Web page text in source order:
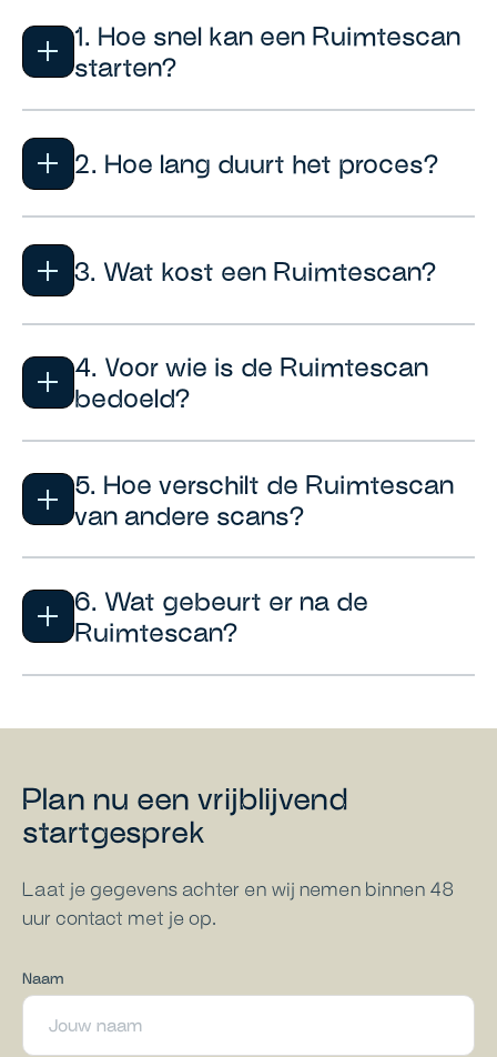
1. Hoe snel kan een Ruimtescan
starten?
2. Hoe lang duurt het proces?
3. Wat kost een Ruimtescan?
4. Voor wie is de Ruimtescan
bedoeld?
5. Hoe verschilt de Ruimtescan
van andere scans?
6. Wat gebeurt er na de
Ruimtescan?
Plan nu een vrijblijvend
startgesprek
Laat je gegevens achter en wij nemen binnen 48
uur contact met je op.
Naam